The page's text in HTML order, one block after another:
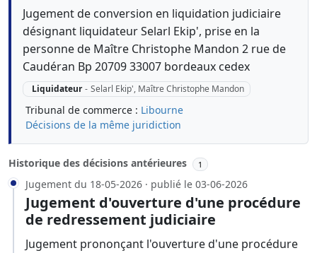
Jugement de conversion en liquidation judiciaire
désignant liquidateur Selarl Ekip', prise en la
personne de Maître Christophe Mandon 2 rue de
Caudéran Bp 20709 33007 bordeaux cedex
Liquidateur - Selarl Ekip', Maître Christophe Mandon
Tribunal de commerce : Libourne
Décisions de la même juridiction
Historique des décisions antérieures 1
Jugement du 18-05-2026 · publié le 03-06-2026
Jugement d'ouverture d'une procédure
de redressement judiciaire
Jugement prononçant l'ouverture d'une procédure